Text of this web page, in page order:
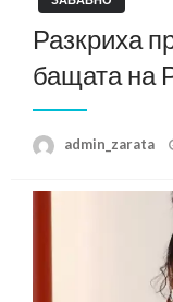
Разкриха
бащата на
admin_zarata